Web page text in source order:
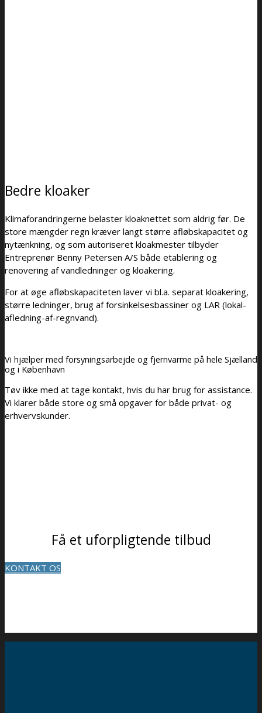
Bedre kloaker
Klimaforandringerne belaster kloaknettet som aldrig før. De
store mængder regn kræver langt større afløbskapacitet og
nytænkning, og som autoriseret kloakmester tilbyder
Entreprenør Benny Petersen A/S både etablering og
renovering af vandledninger og kloakering.
For at øge afløbskapaciteten laver vi bl.a. separat kloakering,
større ledninger, brug af forsinkelsesbassiner og LAR (lokal-
afledning-af-regnvand).
Vi hjælper med forsyningsarbejde og fjernvarme på hele Sjælland
og i København
Tøv ikke med at tage kontakt, hvis du har brug for assistance.
Vi klarer både store og små opgaver for både privat- og
erhvervskunder.
Få et uforpligtende tilbud
KONTAKT OS